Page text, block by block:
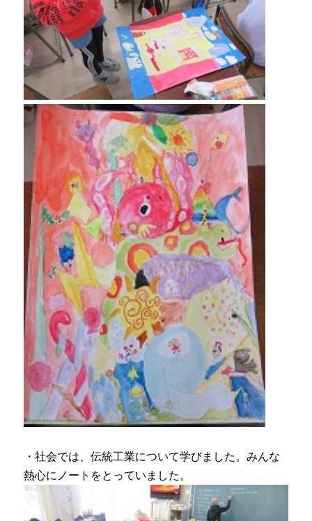
・社会では、伝統工業について学びました。みんな
熱心にノートをとっていました。